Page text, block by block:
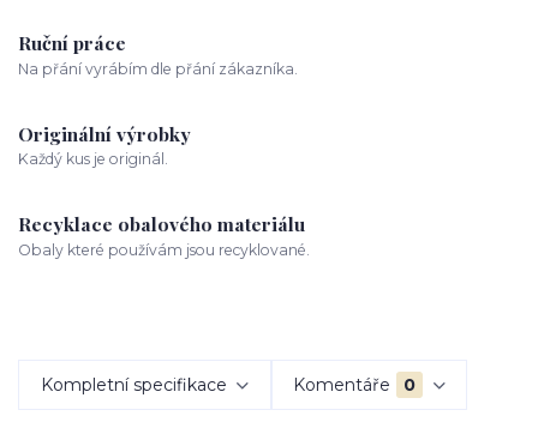
Ruční práce
Na přání vyrábím dle přání zákazníka.
Originální výrobky
Každý kus je originál.
Recyklace obalového materiálu
Obaly které používám jsou recyklované.
Kompletní specifikace Komentáře 0